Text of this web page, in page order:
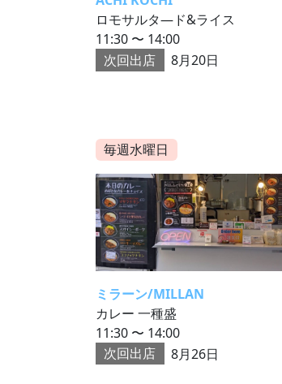
ロモサルタ―ド&ライス
11:30 〜 14:00
次回出店
8月20日
毎週水曜日
ミラーン/MILLAN
カレー 一種盛
11:30 〜 14:00
次回出店
8月26日